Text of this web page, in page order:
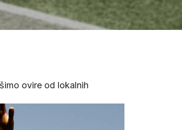
ovire od lokalnih